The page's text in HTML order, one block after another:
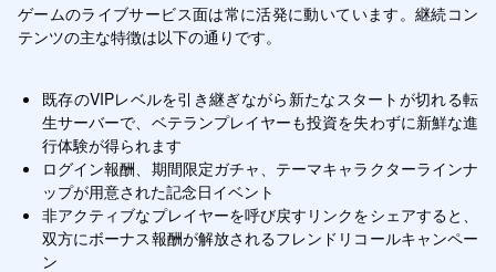
ゲームのライブサービス面は常に活発に動いています。継続コン
テンツの主な特徴は以下の通りです。
既存のVIPレベルを引き継ぎながら新たなスタートが切れる転
生サーバーで、ベテランプレイヤーも投資を失わずに新鮮な進
行体験が得られます
ログイン報酬、期間限定ガチャ、テーマキャラクターラインナ
ップが用意された記念日イベント
非アクティブなプレイヤーを呼び戻すリンクをシェアすると、
双方にボーナス報酬が解放されるフレンドリコールキャンペー
ン